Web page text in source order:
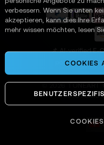
n
📌 AI-verified E-
powered by
SYSTEMS
verbessern. Wenn Sie unten
akzeptieren, kann dies Ihre
mehr wissen möchten, lesen
COOKIES